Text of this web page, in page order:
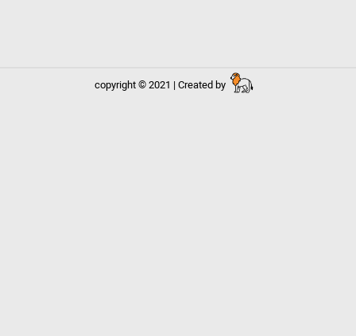
copyright © 2021 | Created by